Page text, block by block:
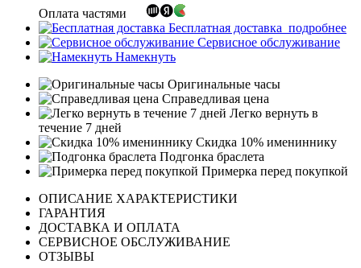
Оплата частями
Бесплатная доставка подробнее
Сервисное обслуживание
Намекнуть
Оригинальные часы
Справедливая цена
Легко вернуть в
течение 7 дней
Скидка 10% имениннику
Подгонка браслета
Примерка перед покупкой
ОПИСАНИЕ ХАРАКТЕРИСТИКИ
ГАРАНТИЯ
ДОСТАВКА И ОПЛАТА
СЕРВИСНОЕ ОБСЛУЖИВАНИЕ
ОТЗЫВЫ